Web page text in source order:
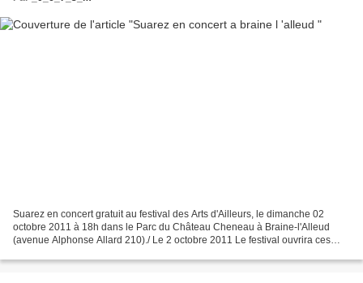
Suarez en concert gratuit au festival des Arts d'Ailleurs, le dimanche 02
octobre 2011 à 18h dans le Parc du Château Cheneau à Braine-l'Alleud
(avenue Alphonse Allard 210)./ Le 2 octobre 2011 Le festival ouvrira ces